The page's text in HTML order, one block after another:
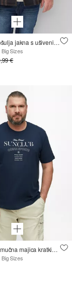
Karirana košulja jakna s ušivenim džepovima
Sizes
€
Mekana pamučna majica kratkih rukava s printom s prednje strane
Sizes